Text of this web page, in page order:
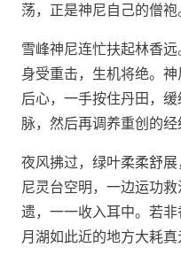
荡，正是神尼自己的僧袍
雪峰神尼连忙扶起林香
身受重击，生机将绝。
后心，一手按住丹田，
脉，然后再调养重创的经
夜风拂过，绿叶柔柔舒
尼灵台空明，一边运功
遗，一一收入耳中。若
月湖如此近的地方大耗真